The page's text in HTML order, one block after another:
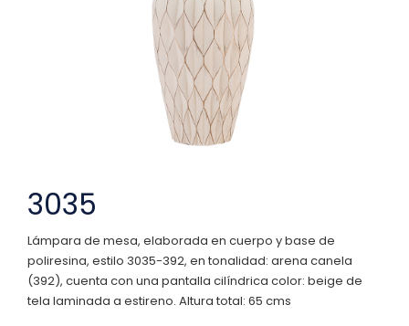
3035
Lámpara de mesa, elaborada en cuerpo y base de
poliresina, estilo 3035-392, en tonalidad: arena canela
(392), cuenta con una pantalla cilíndrica color: beige de
tela laminada a estireno. Altura total: 65 cms